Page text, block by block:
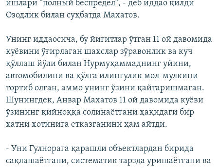
ишлари “полный беспредел”, - деб иддао қилди
Озодлик билан суҳбатда Махатов.
Унинг иддаосича, бу йигитлар ўтган 11 ой давомида
куёвини ўғирлаган шахслар зўравонлик ва куч
қўллаш йўли билан Нурмуҳаммаднинг уйини,
автомобилини ва қўлга илингулик мол-мулкини
тортиб олган, аммо унинг ўзини қайтаришмаган.
Шунингдек, Анвар Махатов 11 ой давомида куёви
ўзининг қийноққа солинаётгани ҳақидаги бир
хатни хотинига етказганини ҳам айтди.
- Уни Гулнорага қарашли объектлардан бирида
сақлашаётгани, систематик тарзда уришаётгани ва